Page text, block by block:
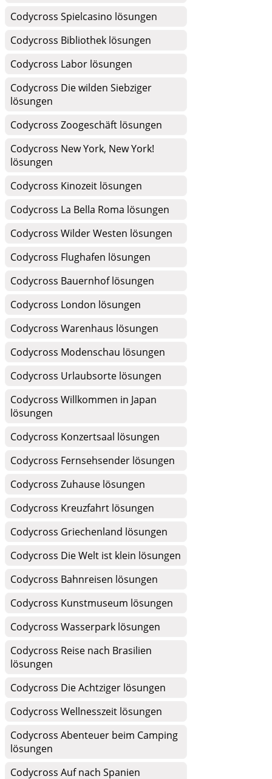
Codycross Spielcasino lösungen
Codycross Bibliothek lösungen
Codycross Labor lösungen
Codycross Die wilden Siebziger
lösungen
Codycross Zoogeschäft lösungen
Codycross New York, New York!
lösungen
Codycross Kinozeit lösungen
Codycross La Bella Roma lösungen
Codycross Wilder Westen lösungen
Codycross Flughafen lösungen
Codycross Bauernhof lösungen
Codycross London lösungen
Codycross Warenhaus lösungen
Codycross Modenschau lösungen
Codycross Urlaubsorte lösungen
Codycross Willkommen in Japan
lösungen
Codycross Konzertsaal lösungen
Codycross Fernsehsender lösungen
Codycross Zuhause lösungen
Codycross Kreuzfahrt lösungen
Codycross Griechenland lösungen
Codycross Die Welt ist klein lösungen
Codycross Bahnreisen lösungen
Codycross Kunstmuseum lösungen
Codycross Wasserpark lösungen
Codycross Reise nach Brasilien
lösungen
Codycross Die Achtziger lösungen
Codycross Wellnesszeit lösungen
Codycross Abenteuer beim Camping
lösungen
Codycross Auf nach Spanien